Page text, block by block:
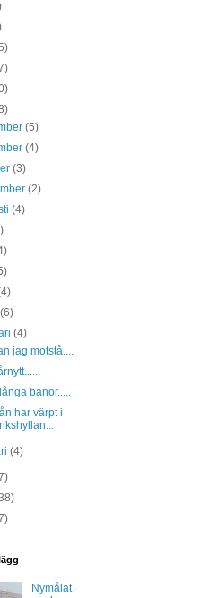
(5)
(4)
(3)
(2)
(4)
(6)
(4)
jag motstå....
banor.....
har värpt i
(4)
Nymålat